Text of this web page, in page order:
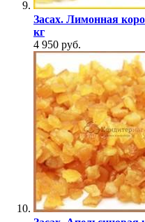
Засах. Лимонная
кг
4 950 руб.